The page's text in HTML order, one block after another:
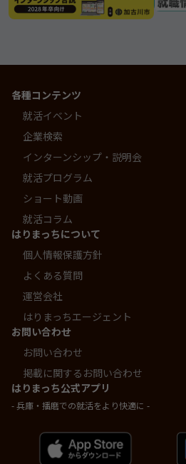
各種コンテンツ
就活イベント
企業検索
インターンシップ・説明会
就活プログラム
ショート動画
就活コラム
はりまっちについて
個人情報保護方針
よくある質問
運営会社
はりまっちエージェント
お問い合わせ
お問い合わせ
掲載に関するお問い合わせ
はりまっち公式アプリ
- 兵庫・播磨での就活をより快適に -